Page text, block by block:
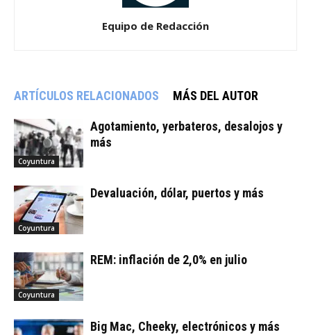
Equipo de Redacción
ARTÍCULOS RELACIONADOS MÁS DEL AUTOR
Coyuntura
Agotamiento, yerbateros, desalojos y
más
Coyuntura
Devaluación, dólar, puertos y más
Coyuntura
REM: inflación de 2,0% en julio
Big Mac, Cheeky, electrónicos y más